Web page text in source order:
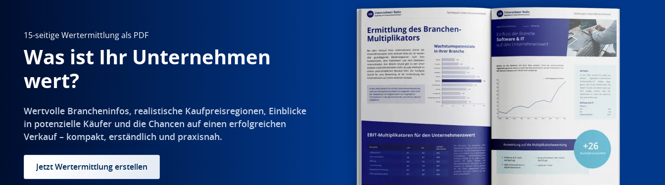
15-seitige Wertermittlung als PDF
Was ist Ihr Unternehmen
wert?
Wertvolle Brancheninfos, realistische Kaufpreisregionen, Einblicke
in potenzielle Käufer und die Chancen auf einen erfolgreichen
Verkauf – kompakt, erständlich und praxisnah.
Jetzt Wertermittlung erstellen